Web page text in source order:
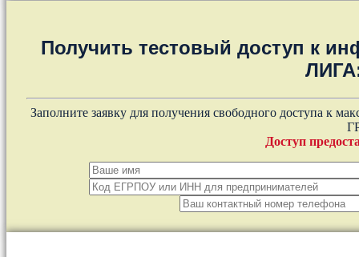
Получить тестовый доступ к
Заполните заявку для получения свободного доступа к
Доступ